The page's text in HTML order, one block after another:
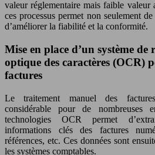
valeur réglementaire mais faible valeur
ces processus permet non seulement
d’améliorer la fiabilité et la conformité.
Mise en place d’un système de
optique des caractères (OCR)
factures
Le traitement manuel des
considérable pour de nombreuses
technologies OCR permet
informations clés des factures
références, etc. Ces données sont
les systèmes comptables.